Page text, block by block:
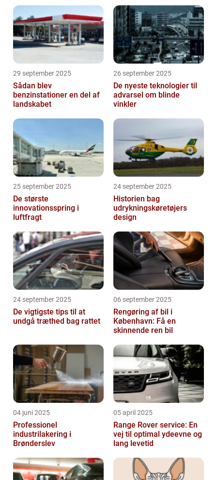
29 september 2025
Sådan blev
benzinstationer en del af
landskabet
26 september 2025
De nyeste teknologier til
advarsel om blinde
vinkler
25 september 2025
De største
innovationsspring i
luftfragt
24 september 2025
Historien bag
udrykningskøretøjers
design
24 september 2025
De vigtigste tips til at
undgå træthed bag rattet
06 september 2025
Rengøring af bil i
København: Få en
skinnende ren bil
04 juni 2025
Professionel
industrilakering i
Brønderslev
05 april 2025
Range Rover service: En
vej til optimal ydeevne og
lang levetid